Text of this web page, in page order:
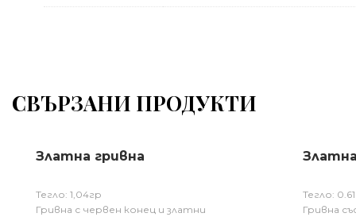
СВЪРЗАНИ ПРОДУКТИ
Златна гривна
Тегло: 1,04гр
Гривна с червен конец и златни
Тегло:
Гривна